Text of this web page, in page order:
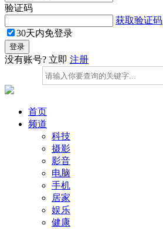
验证码
获取验证码
30天内免登录
没有账号? 立即 注册
首页
频道
科技
摄影
影音
电脑
手机
居家
娱乐
健康